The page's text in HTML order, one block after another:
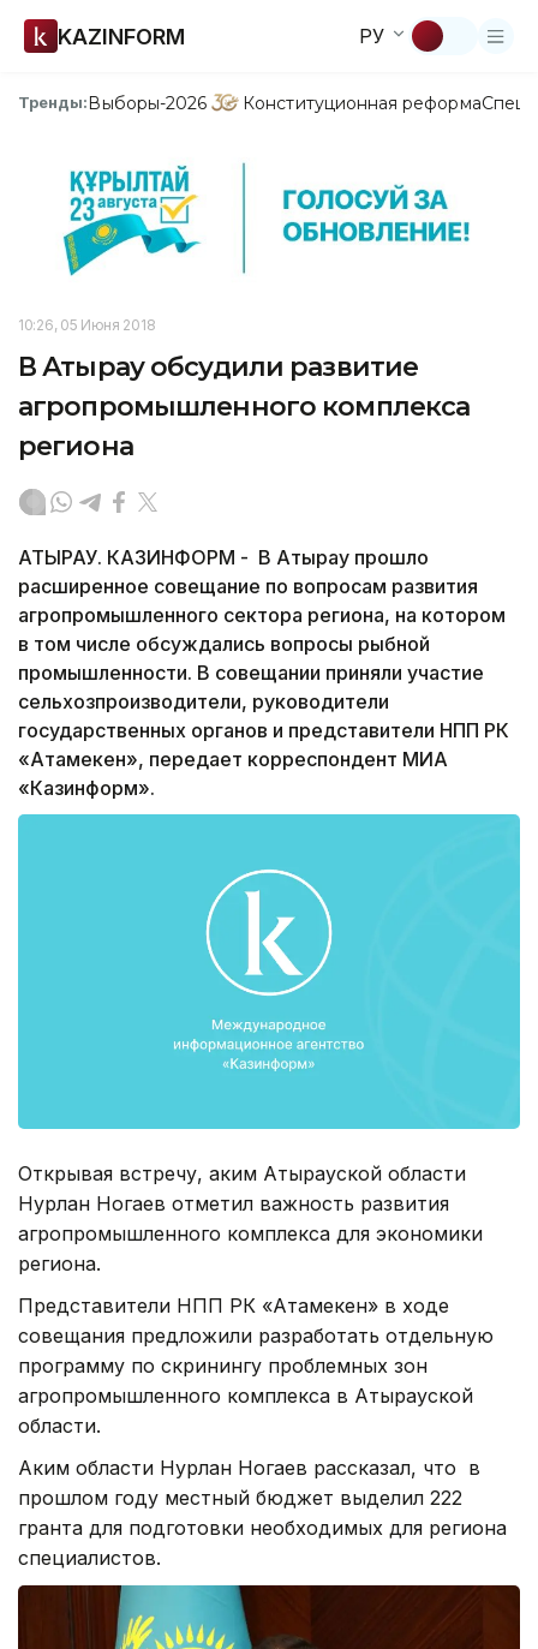
KAZINFORM РУ
Тренды:Выборы-2026 Конституционная реформа
10:26, 05 Июня 2018
В Атырау обсудили развитие
агропромышленного комплекса
региона
АТЫРАУ. КАЗИНФОРМ - В Атырау прошло
расширенное совещание по вопросам развития
агропромышленного сектора региона, на котором
в том числе обсуждались вопросы рыбной
промышленности. В совещании приняли участие
сельхозпроизводители, руководители
государственных органов и представители НПП РК
«Атамекен», передает корреспондент МИА
«Казинформ».
Открывая встречу, аким Атырауской области
Нурлан Ногаев отметил важность развития
агропромышленного комплекса для экономики
региона.
Представители НПП РК «Атамекен» в ходе
совещания предложили разработать отдельную
программу по скринингу проблемных зон
агропромышленного комплекса в Атырауской
области.
Аким области Нурлан Ногаев рассказал, что в
прошлом году местный бюджет выделил 222
гранта для подготовки необходимых для региона
специалистов.